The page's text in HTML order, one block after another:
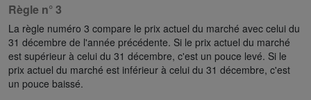
Règle n° 3
La règle numéro 3 compare le prix actuel du marché avec celui du
31 décembre de l'année précédente. Si le prix actuel du marché
est supérieur à celui du 31 décembre, c'est un pouce levé. Si le
prix actuel du marché est inférieur à celui du 31 décembre, c'est
un pouce baissé.